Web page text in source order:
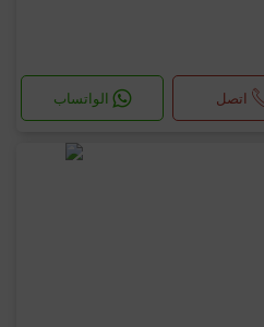
اتصل الواتساب